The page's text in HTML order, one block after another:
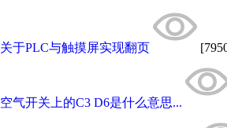
关于PLC与触摸屏实现翻页
空气开关上的C3 D6是什么意思...